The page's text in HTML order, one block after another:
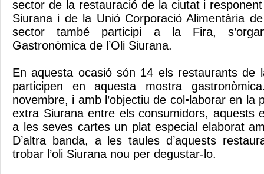
sector de la restauració de la ciutat i
Siurana i de la Unió Corporació Alimentària
sector també participi a la Fira,
Gastronòmica de l’Oli Siurana.
En aquesta ocasió són 14 els restaurants de
participen en aquesta mostra
novembre, i amb l’objectiu de col•laborar en la
extra Siurana entre els consumidors, aquests
a les seves cartes un plat especial elaborat
D’altra banda, a les taules d’aquests
trobar l’oli Siurana nou per degustar-lo.